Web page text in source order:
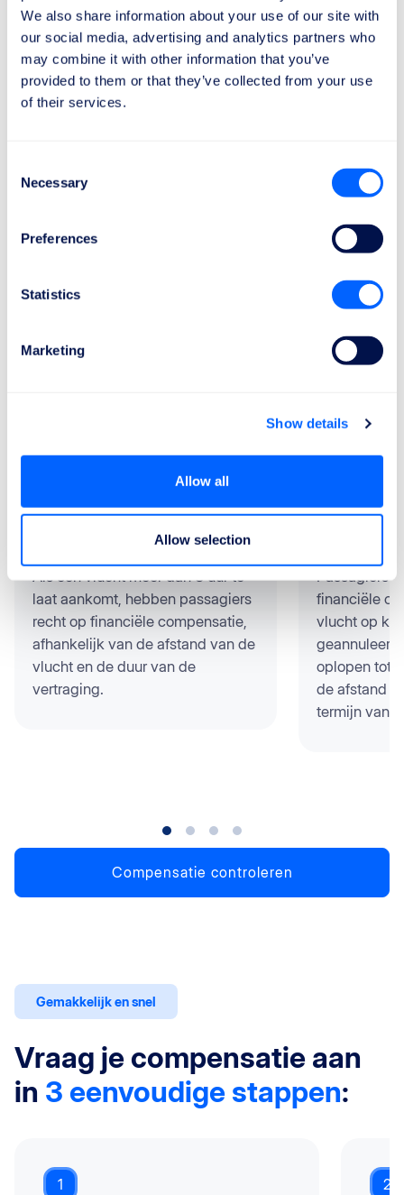
We also share information about your use of our site with
our social media, advertising and analytics partners who
may combine it with other information that you’ve
provided to them or that they’ve collected from your use
of their services.
Selection
Necessary
Preferences
Statistics
Marketing
Show details
Allow all
Allow selection
Vertraagde vluchten
Als een vlucht meer dan 3 uur te
laat aankomt, hebben passagiers
recht op financiële compensatie,
afhankelijk van de afstand van de
vlucht en de duur van de
vertraging.
Passagiers
financiële
vlucht op
oplopen tot
de afstand
termijn van
Compensatie controleren
Gemakkelijk en snel
Vraag je compensatie aan
in 3 eenvoudige stappen:
1 2